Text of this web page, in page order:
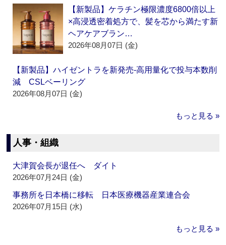
【新製品】ケラチン極限濃度6800倍以上
×高浸透密着処方で、髪を芯から満たす新
ヘアケアブラン…
2026年08月07日 (金)
【新製品】ハイゼントラを新発売‐高用量化で投与本数削
減 CSLベーリング
2026年08月07日 (金)
もっと見る »
人事・組織
大津賀会長が退任へ ダイト
2026年07月24日 (金)
事務所を日本橋に移転 日本医療機器産業連合会
2026年07月15日 (水)
もっと見る »